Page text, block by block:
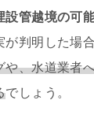
設管越境の可能
が判明した場
や、水道業者
でしょう。